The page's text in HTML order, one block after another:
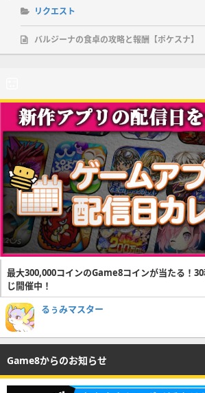
リクエスト
バルジーナの食卓の攻略と報酬【ポケスナ】
最大300,000コインのGame8コインが当たる！
じ開催中！
るぅみマスター
Game8からのお知らせ